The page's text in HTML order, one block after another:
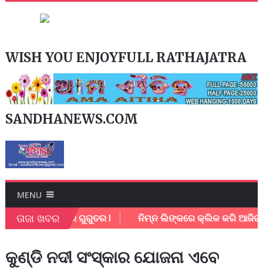
WISH YOU ENJOYFULL RATHAJATRA
SANDHANEWS.COM
MENU
ତାଜା ଖବର
l ଥାନା କର୍ମଚାରି ଗୁରୁତର l ନିମ୍ନ ଲିଙ୍କରେ କ୍ଲିକ କରି ଆଜିର ଇ
କୁଣ୍ଡି ନଦୀ ସଂସ୍କାର ଯୋଜନା ଏବେ